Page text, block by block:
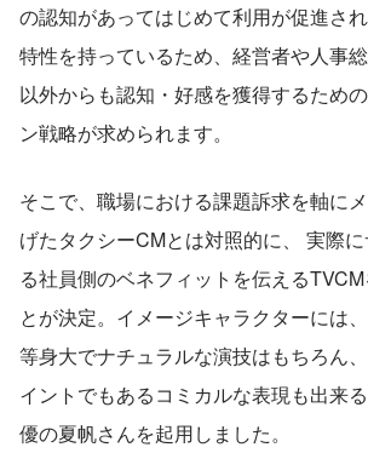
の認知があってはじめて利用が促進さ
特性を持っているため、経営者や人事
以外からも認知・好感を獲得するため
ン戦略が求められます。
そこで、職場における課題訴求を軸に
げたタクシーCMとは対照的に、 実際
る社員側のベネフィットを伝える
とが決定。イメージキャラクターには
等身大でナチュラルな演技はもちろん
イントでもあるコミカルな表現も出来
優の夏帆さんを起用しました。